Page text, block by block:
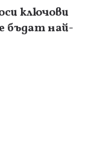
ключови
бъдат най-